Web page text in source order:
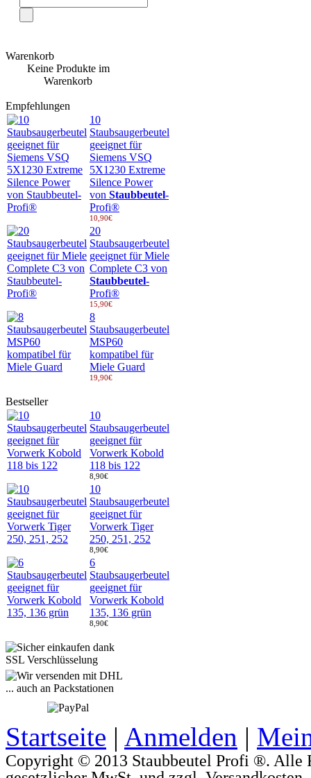
Warenkorb
Keine Produkte im
Warenkorb
Empfehlungen
10
Staubsaugerbeutel
geeignet für
Siemens VSQ
5X1230 Extreme
Silence Power
von Staubbeutel-
Profi®
10,90€
20
Staubsaugerbeutel
geeignet für Miele
Complete C3 von
Staubbeutel-
Profi®
15,90€
8
Staubsaugerbeutel
MSP60
kompatibel für
Miele Guard
19,90€
Bestseller
10
Staubsaugerbeutel
geeignet für
Vorwerk Kobold
118 bis 122
8,90€
10
Staubsaugerbeutel
geeignet für
Vorwerk Tiger
250, 251, 252
8,90€
6
Staubsaugerbeutel
geeignet für
Vorwerk Kobold
135, 136 grün
8,90€
Startseite | Anmelden |
Copyright © 2013 Staubbeutel Profi ®. Alle